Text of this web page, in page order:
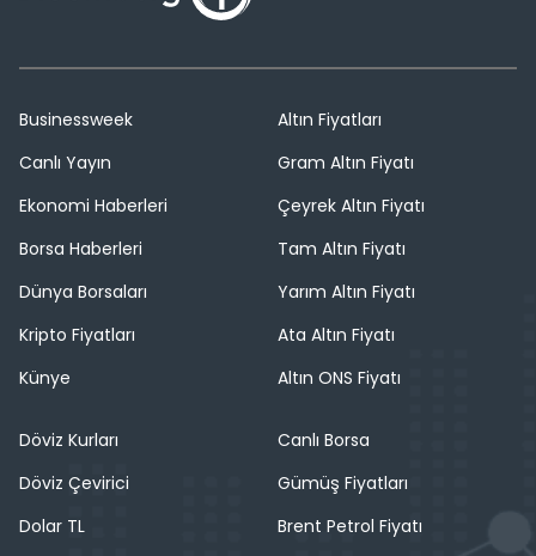
Businessweek
Canlı Yayın
Ekonomi Haberleri
Borsa Haberleri
Dünya Borsaları
Kripto Fiyatları
Künye
Altın Fiyatları
Gram Altın Fiyatı
Çeyrek Altın Fiyatı
Tam Altın Fiyatı
Yarım Altın Fiyatı
Ata Altın Fiyatı
Altın ONS Fiyatı
Döviz Kurları
Döviz Çevirici
Dolar TL
Canlı Borsa
Gümüş Fiyatları
Brent Petrol Fiyatı